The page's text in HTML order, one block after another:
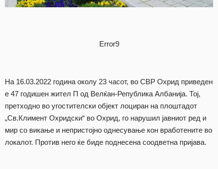
Error9
На 16.03.2022 година околу 23 часот, во СВР Охрид приведен
е 47 годишен жител П од Велќан-Република Албанија. Тој,
претходно во угостителски објект лоциран на плоштадот
„Св.Климент Охридски“ во Охрид, го нарушил јавниот ред и
мир со викање и непристојно однесување кон вработените во
локалот. Против него ќе биде поднесена соодветна пријава.